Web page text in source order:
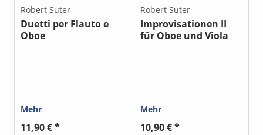
Robert Suter
Duetti per Flauto e
Oboe
Mehr
11,90 € *
Robert Suter
Improvisationen II
für Oboe und Viola
Mehr
10,90 € *